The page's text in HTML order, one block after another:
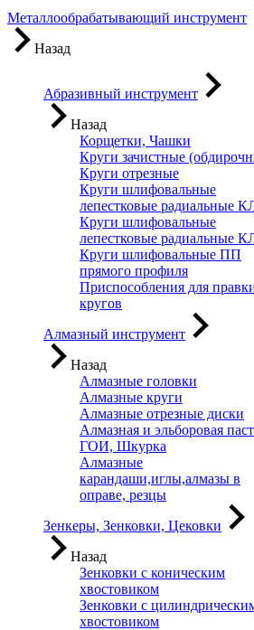
Металлообрабатывающий инструмент
Назад
Абразивный инструмент
Назад
Корщетки, Чашки
Круги зачистные
Круги отрезные
Круги шлифовальные
лепестковые радиальные
Круги шлифовальные
лепестковые радиальные
Круги шлифовальные ПП
прямого профиля
Приспособления для
кругов
Алмазный инструмент
Назад
Алмазные головки
Алмазные круги
Алмазные отрезные диски
Алмазная и эльборовая
ГОИ, Шкурка
Алмазные
карандаши,иглы,алмазы в
оправе, резцы
Зенкеры, Зенковки, Цековки
Назад
Зенковки с коническим
хвостовиком
Зенковки с
хвостовиком